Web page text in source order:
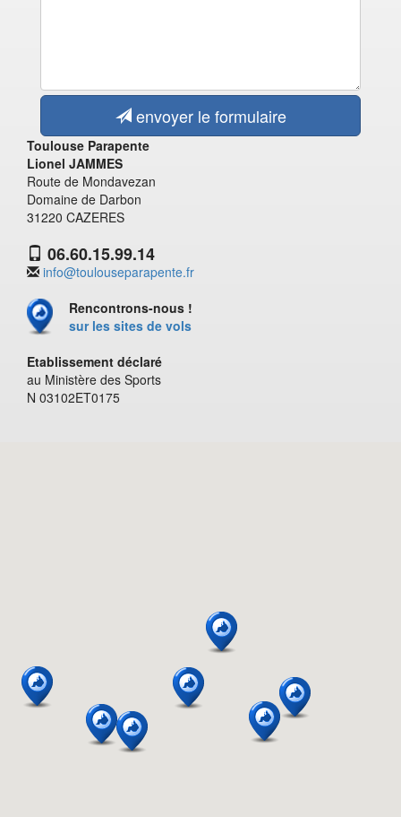
envoyer le formulaire
Toulouse Parapente
Lionel JAMMES
Route de Mondavezan
Domaine de Darbon
31220 CAZERES
06.60.15.99.14
info@toulouseparapente.fr
Rencontrons-nous !
sur les sites de vols
Etablissement déclaré
au Ministère des Sports
N 03102ET0175